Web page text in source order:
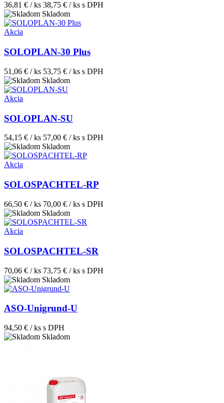
36,81 € / ks 38,75 € / ks s DPH
Skladom
Akcia
SOLOPLAN-30 Plus
51,06 € / ks 53,75 € / ks s DPH
Skladom
Akcia
SOLOPLAN-SU
54,15 € / ks 57,00 € / ks s DPH
Skladom
Akcia
SOLOSPACHTEL-RP
66,50 € / ks 70,00 € / ks s DPH
Skladom
Akcia
SOLOSPACHTEL-SR
70,06 € / ks 73,75 € / ks s DPH
Skladom
ASO-Unigrund-U
94,50 € / ks s DPH
Skladom